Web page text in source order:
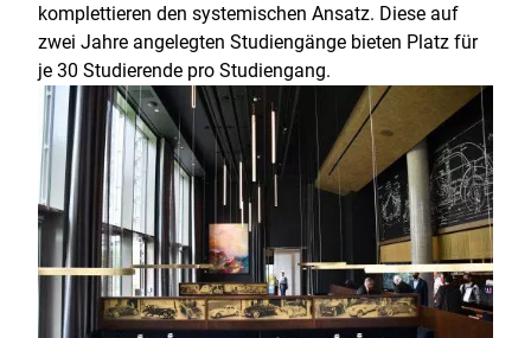
komplettieren den systemischen Ansatz. Diese auf
zwei Jahre angelegten Studiengänge bieten Platz für
je 30 Studierende pro Studiengang.